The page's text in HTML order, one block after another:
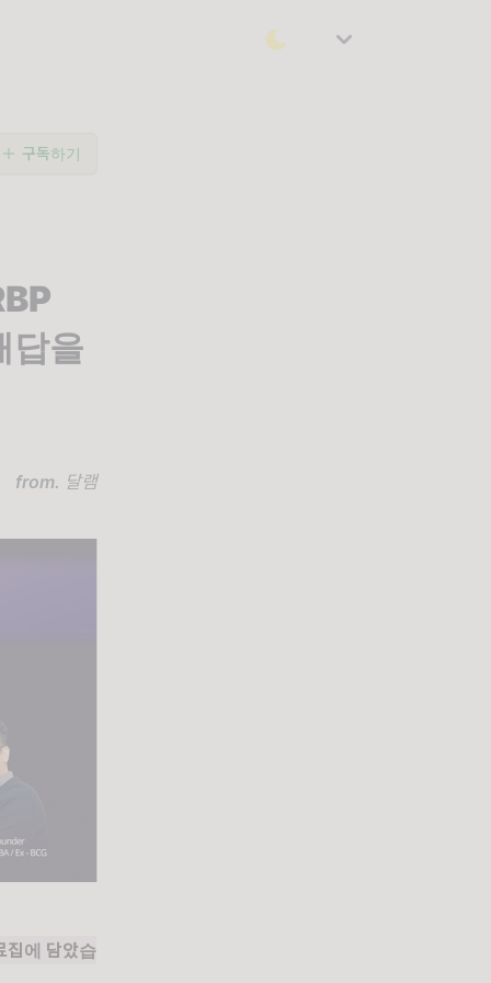
구독하기
답을
from. 달램
에 담았습